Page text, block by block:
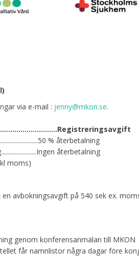
via e-mail : jenny@mkon.se.
% återbetalning
återbetalning
moms)
avbokningsavgift på 540 sek ex.
genom konferensanmälan till MKON
får namnlistor några dagar före